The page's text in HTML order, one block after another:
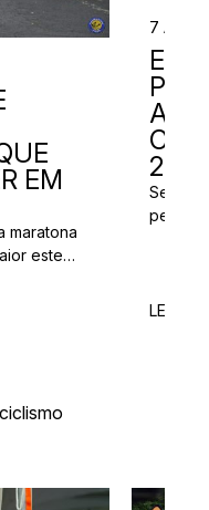
EM
maratona
este
7 Abr
Se
perto
LER